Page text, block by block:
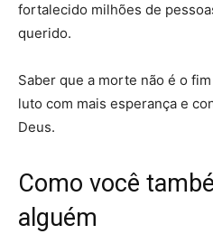
fortalecido milhões de
querido.
Saber que a morte não é o
luto com mais esperança e
Deus.
Como você
alguém